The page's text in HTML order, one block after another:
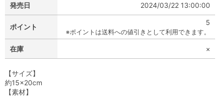
発売日 2024/03/22 13:00:00
ポイント
5
※ポイントは送料への値引きとして利用できます。
在庫 ×
【サイズ】
約15×20cm
【素材】